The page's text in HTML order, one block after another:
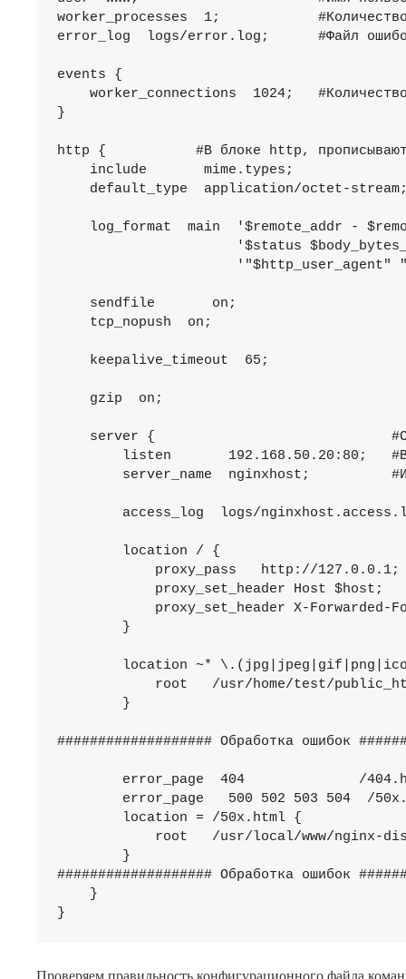
worker_processes  1;            #Количество
error_log  logs/error.log;      #Файл
events {
worker_connections  1024;
}
http {           #В блоке http, прописываются
include       mime.types;
default_type  application/octet-
log_format  main  '$remote_addr -
'$status
'"$http_user_agent"
    sendfile       on;
    tcp_nopush  on;
    keepalive_timeout  65;
    gzip  on;
server {
listen       192.168.50.20:80;
server_name  nginxhost;
access_log  logs/
location / {
proxy_pass   http://
proxy_set_header Host
proxy_set_header X-Forwarded-
        }
location ~*
root   /usr/home/test/
        }
################### Обработка ошибок
error_page  404              /
error_page   500 502 503 504  /
        location = /50x.html {
root   /usr/local/www/nginx-
        }
################### Обработка ошибок
    }
Проверяем правильность конфигурационного файла